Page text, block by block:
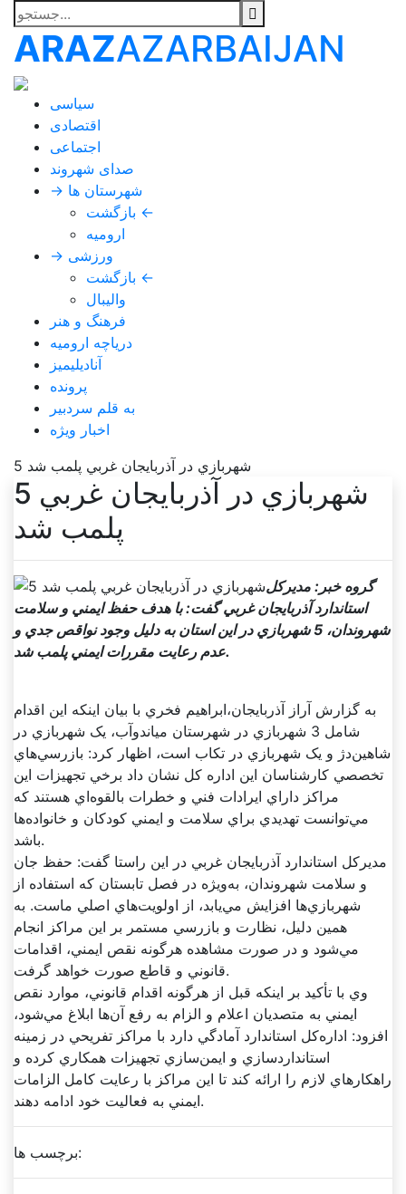
ARAZAZARBAIJAN
سیاسی
اقتصادی
اجتماعی
صدای شهروند
→ شهرستان ها
بازگشت ←
ارومیه
→ ورزشی
بازگشت ←
والیبال
فرهنگ و هنر
دریاچه ارومیه
آنادیلیمیز
پرونده
به قلم سردبیر
اخبار ویژه
5 شهربازي در آذربايجان غربي پلمب شد
5 شهربازي در آذربايجان غربي
پلمب شد
گروه خبر: مديرکل
استاندارد آذربايجان غربي گفت: با هدف حفظ ايمني و سلامت
شهروندان، 5 شهربازي در اين استان به دليل وجود نواقص جدي و
عدم رعايت مقررات ايمني پلمب شد.
به گزارش آراز آذربايجان،ابراهيم فخري با بيان اينکه اين اقدام
شامل 3 شهربازي در شهرستان مياندوآب، يک شهربازي در
شاهين‌دژ و يک شهربازي در تکاب است، اظهار کرد: بازرسي‌هاي
تخصصي کارشناسان اين اداره کل نشان داد برخي تجهيزات اين
مراکز داراي ايرادات فني و خطرات بالقوه‌اي هستند که
مي‌توانست تهديدي براي سلامت و ايمني کودکان و خانواده‌ها
باشد.
مديرکل استاندارد آذربايجان غربي در اين راستا گفت: حفظ جان
و سلامت شهروندان، به‌ويژه در فصل تابستان که استفاده از
شهربازي‌ها افزايش مي‌يابد، از اولويت‌هاي اصلي ماست. به
همين دليل، نظارت و بازرسي مستمر بر اين مراکز انجام
مي‌شود و در صورت مشاهده هرگونه نقص ايمني، اقدامات
قانوني و قاطع صورت خواهد گرفت.
وي با تأکيد بر اينکه قبل از هرگونه اقدام قانوني، موارد نقص
ايمني به متصديان اعلام و الزام به رفع آن‌ها ابلاغ مي‌شود،
افزود: اداره‌کل استاندارد آمادگي دارد با مراکز تفريحي در زمينه
استانداردسازي و ايمن‌سازي تجهيزات همکاري کرده و
راهکارهاي لازم را ارائه کند تا اين مراکز با رعايت کامل الزامات
ايمني به فعاليت خود ادامه دهند.
برچسب ها: